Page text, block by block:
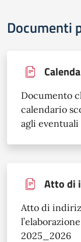
Documenti
Documento
calendario
agli
Atto di
Atto di
2025_2026